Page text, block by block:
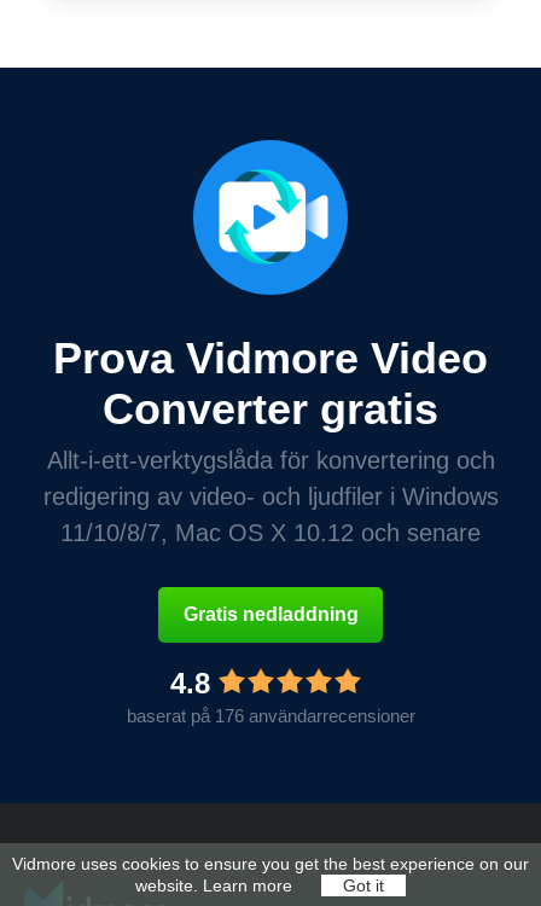
Prova Vidmore Video
Converter gratis
Allt-i-ett-verktygslåda för konvertering och
redigering av video- och ljudfiler i Windows
11/10/8/7, Mac OS X 10.12 och senare
Gratis nedladdning
4.8
baserat på 176 användarrecensioner
Vidmore uses cookies to ensure you get the best experience on our
website. Learn more Got it